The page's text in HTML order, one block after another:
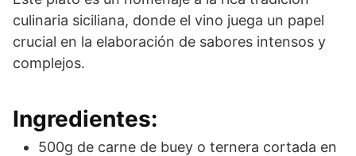
culinaria siciliana, donde el vino juega un papel
crucial en la elaboración de sabores intensos y
complejos.
Ingredientes:
500g de carne de buey o ternera cortada en